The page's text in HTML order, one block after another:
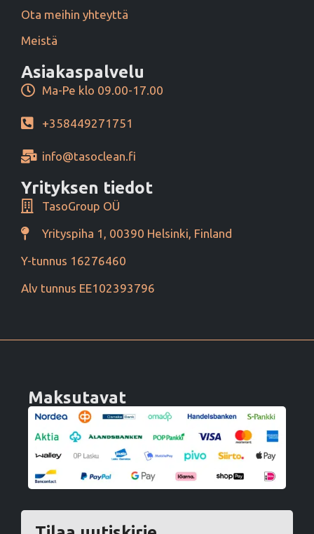
Ota meihin yhteyttä
Meistä
Asiakaspalvelu
Ma-Pe klo 09.00-17.00
+358449271751
info@tasoclean.fi
Yrityksen tiedot
TasoGroup OÜ
Yrityspiha 1, 00390 Helsinki, Finland
Y-tunnus 16276460
Alv tunnus EE102393796
Maksutavat